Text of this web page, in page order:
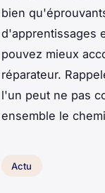
bien
d'apprentissages
pouvez mieux
réparateur.
l'un peut ne pas
ensemble le
Actu